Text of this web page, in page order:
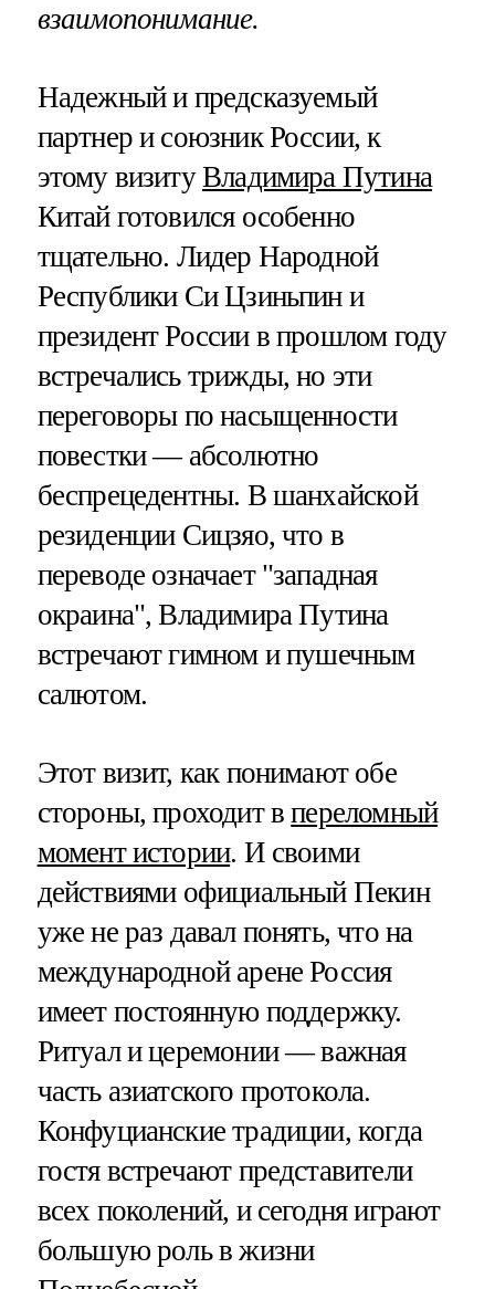
взаимопонимание.
Надежный и предсказуемый
партнер и союзник России, к
этому визитуВладимира Путина
Китай готовился особенно
тщательно. Лидер Народной
Республики Си Цзиньпин и
президент России в прошлом году
встречались трижды, но эти
переговоры по насыщенности
повестки — абсолютно
беспрецедентны. В шанхайской
резиденции Сицзяо, что в
переводе означает "западная
окраина", Владимира Путина
встречают гимном и пушечным
салютом.
Этот визит, как понимают обе
стороны, проходит впереломный
момент истории. И своими
действиями официальный Пекин
уже не раз давал понять, что на
международной арене Россия
имеет постоянную поддержку.
Ритуал и церемонии — важная
часть азиатского протокола.
Конфуцианские традиции, когда
гостя встречают представители
всех поколений, и сегодня играют
большую роль в жизни